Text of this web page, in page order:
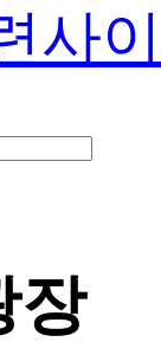
사
장